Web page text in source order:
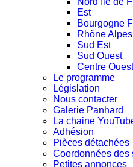
Est
Bourgogne
Rhône
Sud Est
Sud Ouest
Centre Ouest
Le programme
Législation
Nous contacter
Galerie Panhard
La chaine
Adhésion
Pièces détachées
Coordonnées des
Petites annonces